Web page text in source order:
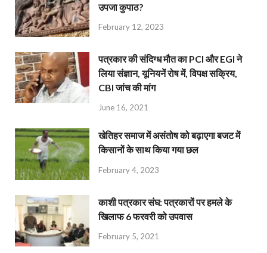
उपजा कुपाठ?
February 12, 2023
पत्रकार की संदिग्ध मौत का PCI और EGI ने
लिया संज्ञान, यूनियनें रोष में, विपक्ष सक्रिय,
CBI जांच की मांग
June 16, 2021
खेतिहर समाज में असंतोष को बढ़ाएगा बजट में
किसानों के साथ किया गया छल
February 4, 2023
काशी पत्रकार संघ: पत्रकारों पर हमले के
खिलाफ 6 फरवरी को उपवास
February 5, 2021